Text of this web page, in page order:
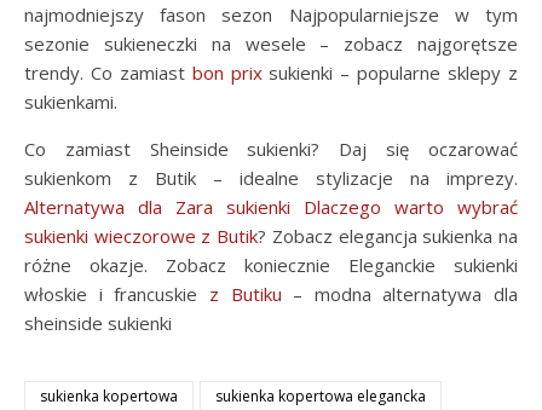
najmodniejszy fason sezon Najpopularniejsze w tym
sezonie sukieneczki na wesele – zobacz najgorętsze
trendy. Co zamiast bon prixsukienki – popularne sklepy z
sukienkami.
Co zamiast Sheinside sukienki? Daj się oczarować
sukienkom z Butik – idealne stylizacje na imprezy.
Alternatywa dla Zara sukienki Dlaczego warto wybrać
sukienki wieczorowe z Butik? Zobacz elegancja sukienka na
różne okazje. Zobacz koniecznie Eleganckie sukienki
włoskie i francuskie z Butiku – modna alternatywa dla
sheinside sukienki
sukienka kopertowa
sukienka kopertowa elegancka